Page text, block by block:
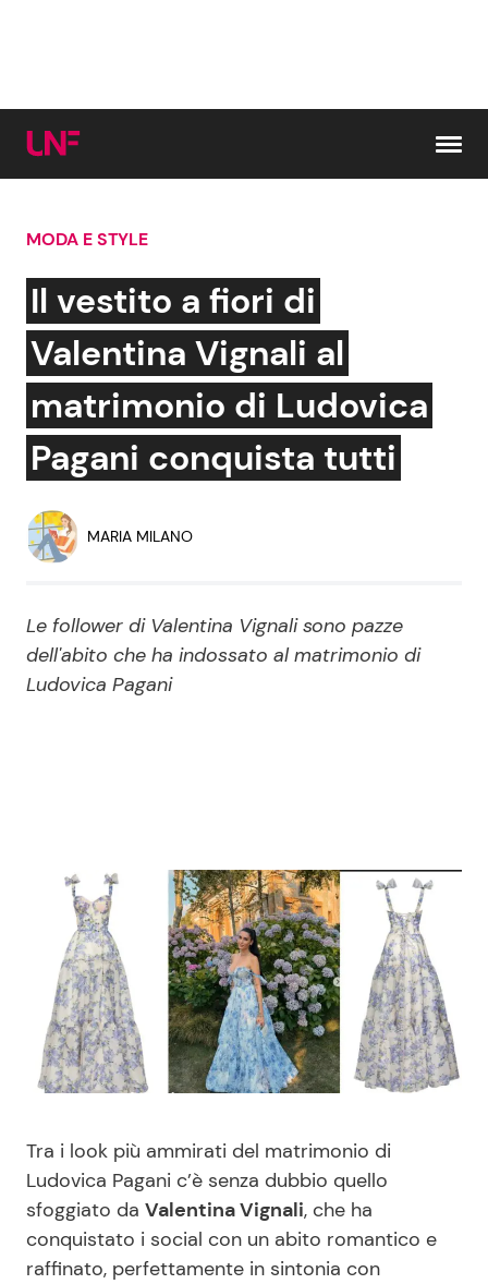
Cerca:
News e Cronaca
Attualità Italiana
Dal Mondo
Economia
Persone Scomparse
Politica
Gossip e TV
Bellezze VIP
Coppie VIP
Reality e Talent
News Musica
News Spettacolo
Benessere
Casa
Mondo Mamma
News benessere
Cucina e Ricette
Consigli di Cucina
Le Ricette in TV
Primi Piatti
MODA E STYLE
Il vestito a fiori di
Valentina Vignali al
matrimonio di Ludovica
Pagani conquista tutti
MARIA MILANO
Le follower di Valentina Vignali sono pazze
dell'abito che ha indossato al matrimonio di
Ludovica Pagani
Tra i look più ammirati del matrimonio di
Ludovica Pagani c’è senza dubbio quello
sfoggiato da Valentina Vignali, che ha
conquistato i social con un abito romantico e
raffinato, perfettamente in sintonia con